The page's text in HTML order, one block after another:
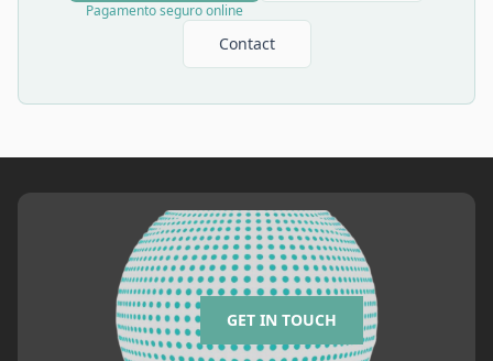
Pagamento seguro online
Contact
GET IN TOUCH